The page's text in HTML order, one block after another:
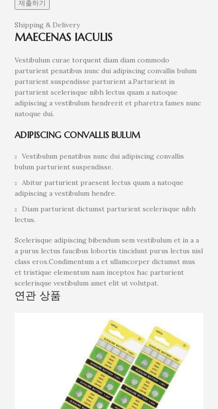
Shipping & Delivery
MAECENAS IACULIS
Vestibulum curae torquent diam diam commodo
parturient penatibus nunc dui adipiscing convallis bulum
parturient suspendisse parturient a.Parturient in
parturient scelerisque nibh lectus quam a natoque
adipiscing a vestibulum hendrerit et pharetra fames nunc
natoque dui.
ADIPISCING CONVALLIS BULUM
Vestibulum penatibus nunc dui adipiscing convallis
bulum parturient suspendisse.
Abitur parturient praesent lectus quam a natoque
adipiscing a vestibulum hendre.
Diam parturient dictumst parturient scelerisque nibh
lectus.
Scelerisque adipiscing bibendum sem vestibulum et in a a
a purus lectus faucibus lobortis tincidunt purus lectus nisl
class eros.Condimentum a et ullamcorper dictumst mus
et tristique elementum nam inceptos hac parturient
scelerisque vestibulum amet elit ut volutpat.
연관 상품